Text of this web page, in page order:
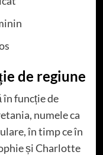
de regiune
în funcție de
numele ca
în timp ce în
și Charlotte